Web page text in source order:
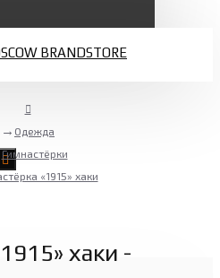
Одежда
Гимнастёрки
«1915» хаки
хаки -